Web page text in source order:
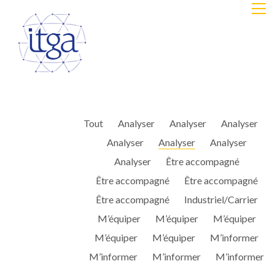
Tout Analyser Analyser
Analyser
Analyser
Analyser
Analyser
Analyser
Être accompagné
Être accompagné
Être accompagné
Être accompagné
Industriel/Carrier
M’équiper
M’équiper
M’équiper
M’équiper
M’équiper
M’informer
M’informer
M’informer
M’informer